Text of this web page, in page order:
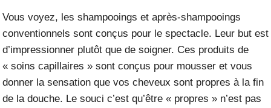
Vous voyez, les shampooings et après-shampooings
conventionnels sont conçus pour le spectacle. Leur but est
d’impressionner plutôt que de soigner. Ces produits de
« soins capillaires » sont conçus pour mousser et vous
donner la sensation que vos cheveux sont propres à la fin
de la douche. Le souci c’est qu’être « propres » n’est pas